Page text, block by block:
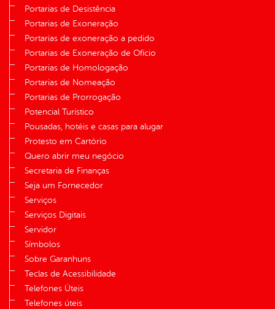
Portarias de Desistência
Portarias de Exoneração
Portarias de exoneração a pedido
Portarias de Exoneração de Ofício
Portarias de Homologação
Portarias de Nomeação
Portarias de Prorrogação
Potencial Turístico
Pousadas, hotéis e casas para alugar
Protesto em Cartório
Quero abrir meu negócio
Secretaria de Finanças
Seja um Fornecedor
Serviços
Serviços Digitais
Servidor
Símbolos
Sobre Garanhuns
Teclas de Acessibilidade
Telefones Úteis
Telefones úteis